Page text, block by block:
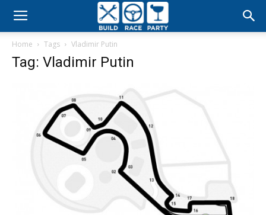
Build
Home Tags Vladimir Putin
Tag: Vladimir Putin